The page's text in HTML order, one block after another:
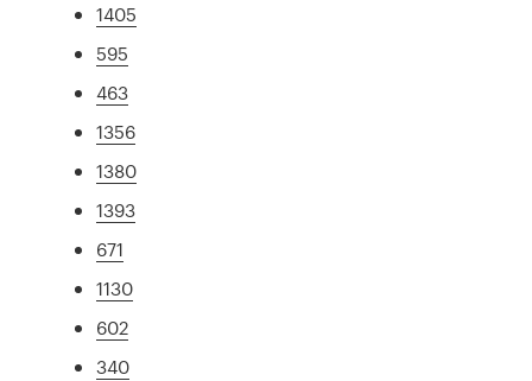
1405
595
463
1356
1380
1393
671
1130
602
340